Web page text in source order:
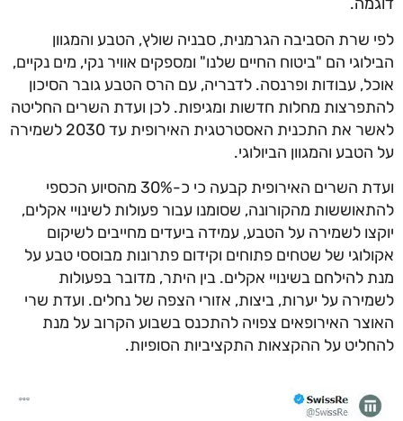
שרת הסביבה הגרמנית, סבניה שולץ, הטבע והמגוון
הם "ביטוח החיים שלנו" ומספקים אוויר נקי, מים נקיים,
עבודות ופרנסה. לדבריה, עם הרס הטבע גובר הסיכון
מחלות חדשות ומגיפות. לכן ועדת השרים החליטה
לאשר את התכנית האסטרטגית האירופית עד 2030 לשמירה
והמגוון הביולוגי.
ועדת השרים האירופית קבעה כי כ-30% מהסיוע הכספי
מהקורונה, שסומנו עבור פעולות לשינויי אקלים,
לשמירה על הטבע, עמידה ביעדים מחייבים לשיקום
של שטחים פתוחים וקידום פתרונות מבוססי טבע על
להילחם בשינויי אקלים. בין היתר, מדובר בפעולות
על יערות, ביצות, אזורי הצפה של נחלים. ועדת שרי
האירופאים צפויה להתכנס בשבוע הקרוב על מנת
על ההקצאות התקציביות הסופיות.